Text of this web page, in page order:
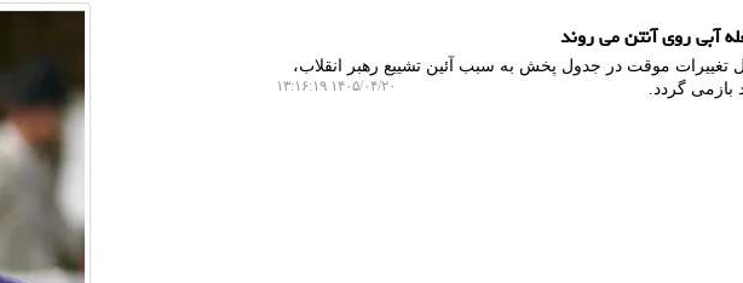
آبی روی آنتن می روند
تغییرات موقت در جدول پخش به سبب آئین تشییع رهبر انقلاب،
۱۴۰۵/۰۴/۲۰ ۱۳:۱۶:۱۹